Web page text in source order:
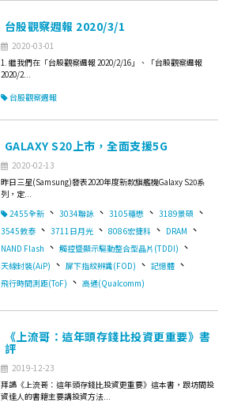
台股觀察週報 2020/3/1
2020-03-01
1. 繼我們在「台股觀察週報 2020/2/16」、「台股觀察週報
2020/2...
台股觀察週報
GALAXY S20上市，全面支援5G
2020-02-13
昨日三星(Samsung)發表2020年度新款旗艦機Galaxy S20系
列，定...
2455全新 、 3034聯詠 、 3105穩懋 、 3189景碩 、
3545敦泰 、 3711日月光 、 8086宏捷科 、 DRAM 、
NAND Flash 、 觸控暨顯示驅動整合型晶片(TDDI) 、
天線封裝(AiP) 、 屏下指紋辨識(FOD) 、 記憶體 、
飛行時間測距(ToF) 、 高通(Qualcomm)
《上流哥：這年頭存錢比投資更重要》書
評
2019-12-23
拜讀《上流哥：這年頭存錢比投資更重要》這本書，跟坊間投
資達人的書籍主要講投資方法...